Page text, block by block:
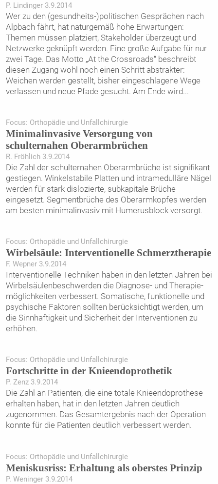
P. Lindinger 3.9.2014
Wer zu den (gesundheits-)politischen Gesprächen nach
Alpbach fährt, hat naturgemäß hohe Erwartungen:
Themen müssen platziert, Stakeholder überzeugt und
Netzwerke geknüpft werden. Eine große Aufgabe für nur
zwei Tage. Das Motto „At the Crossroads“ beschreibt
diesen Zugang wohl noch einen Schritt abstrakter:
Weichen werden gestellt, bisher eingeschlagene Wege
verlassen und neue Pfade gesucht. Am Ende wird...
Focus: Orthopädie und Unfallchirurgie
Minimalinvasive Versorgung von
schulternahen Oberarmbrüchen
R. Fröhlich 3.9.2014
Die Zahl der schulternahen Oberarmbrüche ist signifikant
gestiegen. Winkelstabile Platten und intramedulläre Nägel
werden für stark ­dislozierte, subkapitale Brüche
eingesetzt. Segmentbrüche des Oberarmkopfes werden
am besten minimalinvasiv mit Humerusblock versorgt.
Focus: Orthopädie und Unfallchirurgie
Wirbelsäule: Interventionelle ­Schmerztherapie
F. Wepner 3.9.2014
Interventionelle Techniken haben in den letzten Jahren bei
­Wirbelsäulenbeschwerden die Diagnose- und Therapie­
möglichkeiten verbessert. Somatische, funktionelle und
psychische Faktoren sollten berück­sichtigt werden, um
die Sinnhaftigkeit und Sicherheit der Interventionen zu
erhöhen.
Focus: Orthopädie und Unfallchirurgie
Fortschritte in der ­Knieendoprothetik
P. Zenz 3.9.2014
Die Zahl an Patienten, die eine totale Knieendoprothese
erhalten haben, hat in den letzten Jahren deutlich
zugenommen. Das Gesamtergebnis nach der Operation
konnte für die Patienten deutlich verbessert werden.
Focus: Orthopädie und Unfallchirurgie
Meniskusriss: Erhaltung als oberstes Prinzip
P. Weninger 3.9.2014